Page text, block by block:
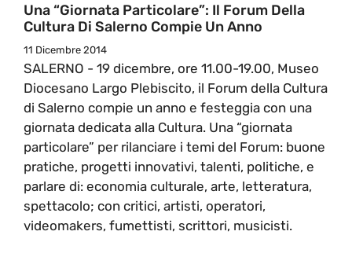
Una “Giornata Particolare”: Il Forum Della
Cultura Di Salerno Compie Un Anno
11 Dicembre 2014
SALERNO - 19 dicembre, ore 11.00-19.00, Museo
Diocesano Largo Plebiscito, il Forum della Cultura
di Salerno compie un anno e festeggia con una
giornata dedicata alla Cultura. Una “giornata
particolare” per rilanciare i temi del Forum: buone
pratiche, progetti innovativi, talenti, politiche, e
parlare di: economia culturale, arte, letteratura,
spettacolo; con critici, artisti, operatori,
videomakers, fumettisti, scrittori, musicisti.